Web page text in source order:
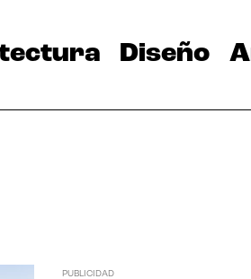
Diseño
PUBLICIDAD